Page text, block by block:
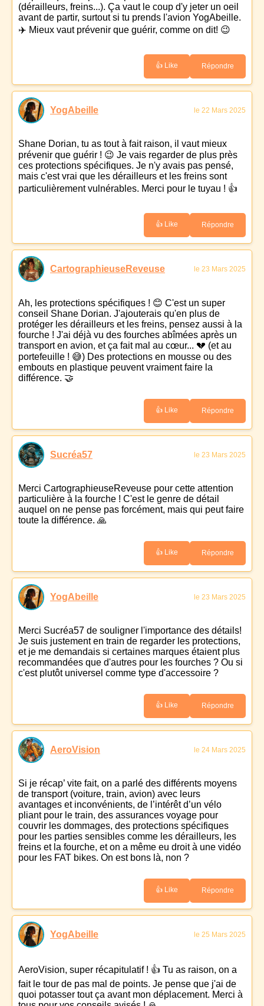
(dérailleurs, freins...). Ça vaut le coup d'y jeter un oeil
avant de partir, surtout si tu prends l'avion YogAbeille.
✈️ Mieux vaut prévenir que guérir, comme on dit! 😉
👍 Like Répondre
YogAbeille le 22 Mars 2025
Shane Dorian, tu as tout à fait raison, il vaut mieux
prévenir que guérir ! 😉 Je vais regarder de plus près
ces protections spécifiques. Je n'y avais pas pensé,
mais c'est vrai que les dérailleurs et les freins sont
particulièrement vulnérables. Merci pour le tuyau ! 👍
👍 Like Répondre
CartographieuseReveuse le 23 Mars 2025
Ah, les protections spécifiques ! 😊 C'est un super
conseil Shane Dorian. J'ajouterais qu'en plus de
protéger les dérailleurs et les freins, pensez aussi à la
fourche ! J'ai déjà vu des fourches abîmées après un
transport en avion, et ça fait mal au cœur... 💔 (et au
portefeuille ! 😅) Des protections en mousse ou des
embouts en plastique peuvent vraiment faire la
différence. 🤝
👍 Like Répondre
Sucréa57 le 23 Mars 2025
Merci CartographieuseReveuse pour cette attention
particulière à la fourche ! C'est le genre de détail
auquel on ne pense pas forcément, mais qui peut faire
toute la différence. 🙏
👍 Like Répondre
YogAbeille le 23 Mars 2025
Merci Sucréa57 de souligner l'importance des détails!
Je suis justement en train de regarder les protections,
et je me demandais si certaines marques étaient plus
recommandées que d'autres pour les fourches ? Ou si
c'est plutôt universel comme type d'accessoire ?
👍 Like Répondre
AeroVision le 24 Mars 2025
Si je récap’ vite fait, on a parlé des différents moyens
de transport (voiture, train, avion) avec leurs
avantages et inconvénients, de l’intérêt d’un vélo
pliant pour le train, des assurances voyage pour
couvrir les dommages, des protections spécifiques
pour les parties sensibles comme les dérailleurs, les
freins et la fourche, et on a même eu droit à une vidéo
pour les FAT bikes. On est bons là, non ?
👍 Like Répondre
YogAbeille le 25 Mars 2025
AeroVision, super récapitulatif ! 👍 Tu as raison, on a
fait le tour de pas mal de points. Je pense que j'ai de
quoi potasser tout ça avant mon déplacement. Merci à